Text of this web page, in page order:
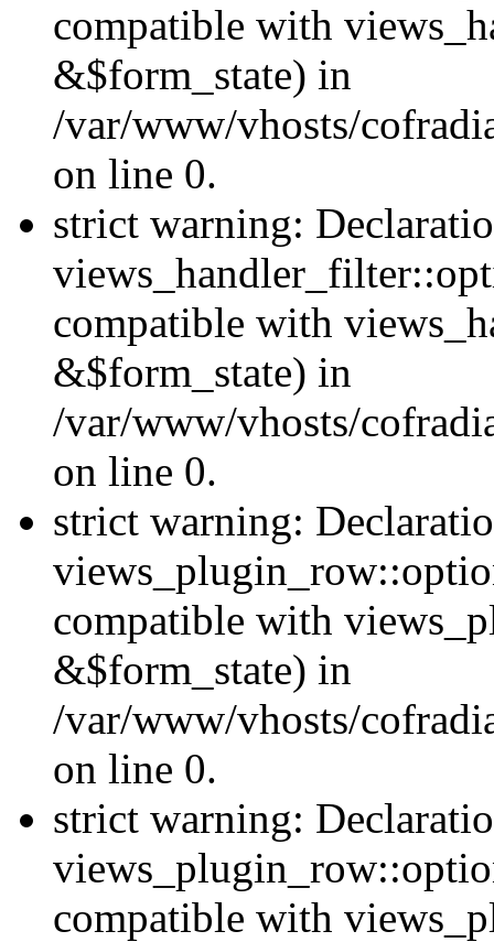
compatible with
&$form_state) in
/var/www/vhosts/
on line 0.
strict warning:
compatible with
&$form_state) in
/var/www/vhosts/
on line 0.
strict warning:
compatible with
&$form_state) in
/var/www/vhosts/
on line 0.
strict warning:
compatible with